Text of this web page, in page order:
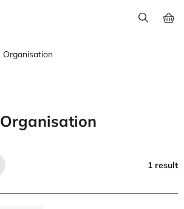
Organisation
Organisation
1 result